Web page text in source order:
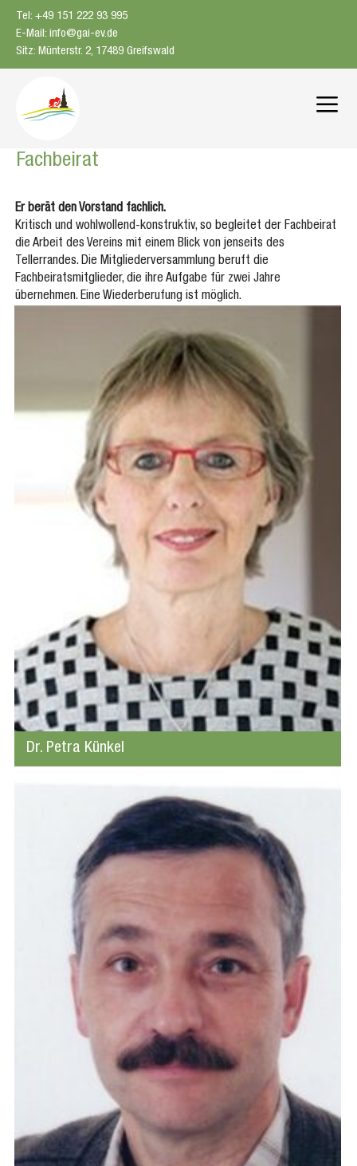
Tel: +49 151 222 93 995
E-Mail: info@gai-ev.de
Sitz: Münterstr. 2, 17489 Greifswald
Fachbeirat
Er berät den Vorstand fachlich.
Kritisch und wohlwollend-konstruktiv, so begleitet der Fachbeirat
die Arbeit des Vereins mit einem Blick von jenseits des
Tellerrandes. Die Mitgliederversammlung beruft die
Fachbeiratsmitglieder, die ihre Aufgabe für zwei Jahre
übernehmen. Eine Wiederberufung ist möglich.
Dr. Petra Künkel